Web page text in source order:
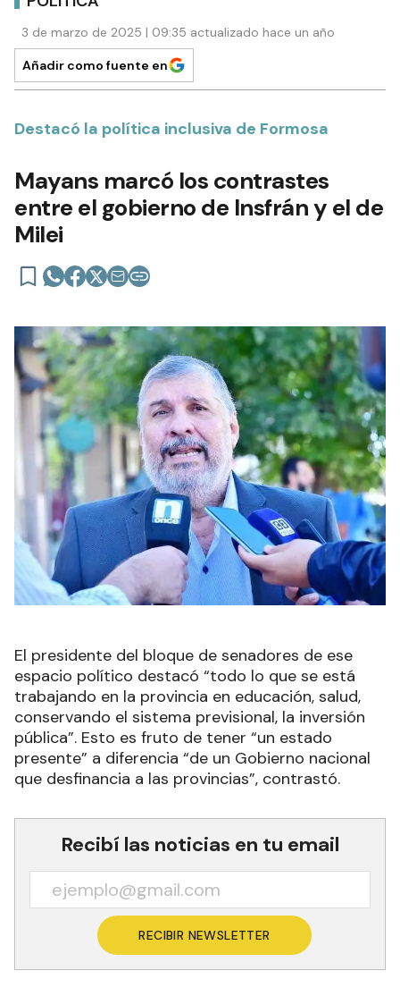
3 de marzo de 2025 | 09:35 actualizado hace un año
Añadir como fuente en
Destacó la política inclusiva de Formosa
Mayans marcó los contrastes
entre el gobierno de Insfrán y el de
Milei
El presidente del bloque de senadores de ese
espacio político destacó “todo lo que se está
trabajando en la provincia en educación, salud,
conservando el sistema previsional, la inversión
pública”. Esto es fruto de tener “un estado
presente” a diferencia “de un Gobierno nacional
que desfinancia a las provincias”, contrastó.
Recibí las noticias en tu email
RECIBIR NEWSLETTER